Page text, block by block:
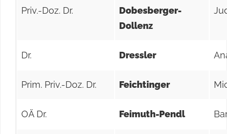
Priv.-Doz. Dr.
Dobesberger-
Dollenz
Dr. Dressler
Prim. Priv.-Doz. Dr. Feichtinger
OÄ Dr. Feimuth-Pendl